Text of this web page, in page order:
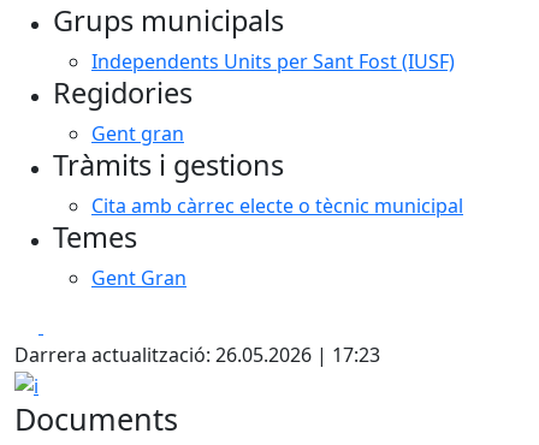
Grups municipals
Independents Units per Sant Fost (IUSF)
Regidories
Gent gran
Tràmits i gestions
Cita amb càrrec electe o tècnic municipal
Temes
Gent Gran
Darrera actualització: 26.05.2026 | 17:23
i
Documents